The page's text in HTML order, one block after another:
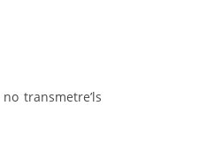
transmetre’ls